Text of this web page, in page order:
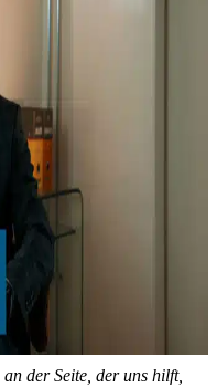
der Seite, der uns hilft,